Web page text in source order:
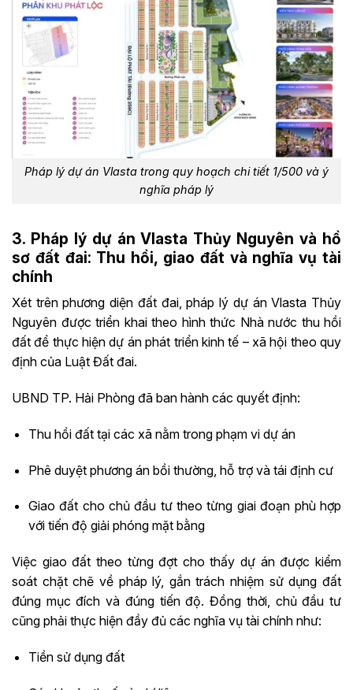
Pháp lý dự án Vlasta trong quy hoạch chi tiết 1/500 và ý
nghĩa pháp lý
3. Pháp lý dự án Vlasta Thủy Nguyên và hồ
sơ đất đai: Thu hồi, giao đất và nghĩa vụ tài
chính
Xét trên phương diện đất đai, pháp lý dự án Vlasta Thủy
Nguyên được triển khai theo hình thức Nhà nước thu hồi
đất để thực hiện dự án phát triển kinh tế – xã hội theo quy
định của Luật Đất đai.
UBND TP. Hải Phòng đã ban hành các quyết định:
Thu hồi đất tại các xã nằm trong phạm vi dự án
Phê duyệt phương án bồi thường, hỗ trợ và tái định cư
Giao đất cho chủ đầu tư theo từng giai đoạn phù hợp
với tiến độ giải phóng mặt bằng
Việc giao đất theo từng đợt cho thấy dự án được kiểm
soát chặt chẽ về pháp lý, gắn trách nhiệm sử dụng đất
đúng mục đích và đúng tiến độ. Đồng thời, chủ đầu tư
cũng phải thực hiện đầy đủ các nghĩa vụ tài chính như:
Tiền sử dụng đất